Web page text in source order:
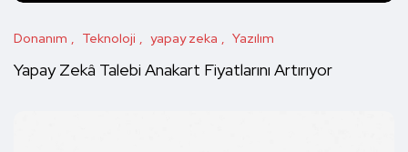
Donanım Teknoloji yapay zeka Yazılım
Yapay Zekâ Talebi Anakart Fiyatlarını Artırıyor